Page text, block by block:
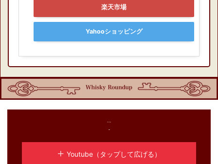
楽天市場
Yahooショッピング
Youtube（タップして広げる）